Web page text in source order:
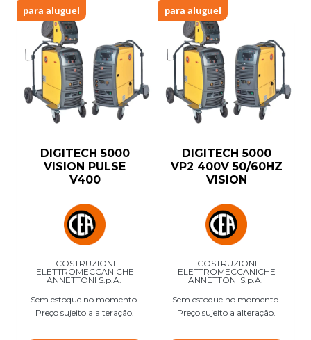
para aluguel
DIGITECH 5000
VISION PULSE
V400
COSTRUZIONI
ELETTROMECCANICHE
ANNETTONI S.p.A.
Sem estoque no momento.
Preço sujeito a alteração.
para aluguel
DIGITECH 5000
VP2 400V 50/60HZ
VISION
COSTRUZIONI
ELETTROMECCANICHE
ANNETTONI S.p.A.
Sem estoque no momento.
Preço sujeito a alteração.